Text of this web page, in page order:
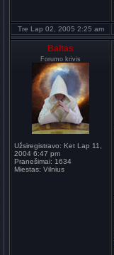
Tre Lap 02, 2005 2:25 am
Baltas
Forumo krivis
Užsiregistravo: Ket Lap 11,
2004 6:47 pm
Pranešimai: 1634
Miestas: Vilnius